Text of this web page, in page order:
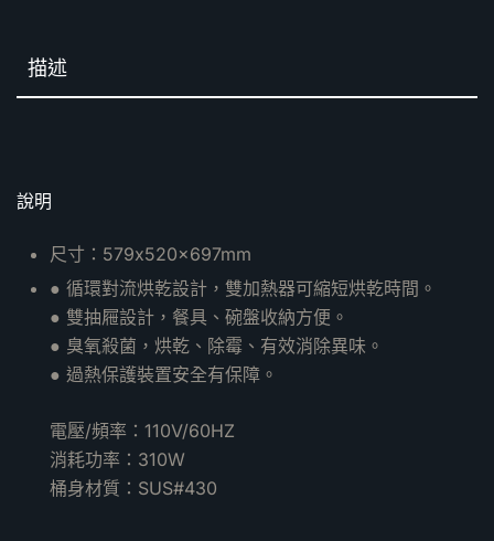
描述
說明
尺寸：579x520x697mm
● 循環對流烘乾設計，雙加熱器可縮短烘乾時間。
● 雙抽屜設計，餐具、碗盤收納方便。
● 臭氧殺菌，烘乾、除霉、有效消除異味。
● 過熱保護裝置安全有保障。
電壓/頻率：110V/60HZ
消耗功率：310W
桶身材質：SUS#430